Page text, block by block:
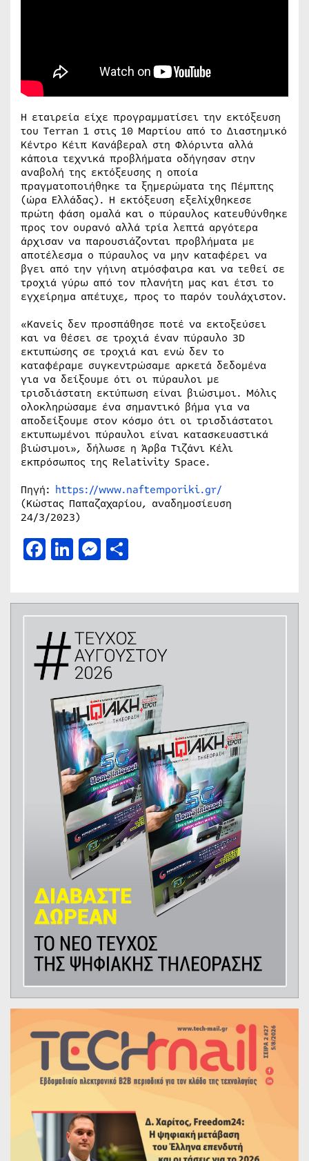
Η εταιρεία είχε προγραμματίσει την εκτόξευση
του Terran 1 στις 10 Μαρτίου από το Διαστημικό
Κέντρο Κέιπ Κανάβεραλ στη Φλόριντα αλλά
κάποια τεχνικά προβλήματα οδήγησαν στην
αναβολή της εκτόξευσης η οποία
πραγματοποιήθηκε τα ξημερώματα της Πέμπτης
(ώρα Ελλάδας). Η εκτόξευση εξελίχθηκεσε
πρώτη φάση ομαλά και ο πύραυλος κατευθύνθηκε
προς τον ουρανό αλλά τρία λεπτά αργότερα
άρχισαν να παρουσιάζονται προβλήματα με
αποτέλεσμα ο πύραυλος να μην καταφέρει να
βγει από την γήινη ατμόσφαιρα και να τεθεί σε
τροχιά γύρω από τον πλανήτη μας και έτσι το
εγχείρημα απέτυχε, προς το παρόν τουλάχιστον.
«Κανείς δεν προσπάθησε ποτέ να εκτοξεύσει
και να θέσει σε τροχιά έναν πύραυλο 3D
εκτυπώσης σε τροχιά και ενώ δεν το
καταφέραμε συγκεντρώσαμε αρκετά δεδομένα
για να δείξουμε ότι οι πύραυλοι με
τρισδιάστατη εκτύπωση είναι βιώσιμοι. Μόλις
ολοκληρώσαμε ένα σημαντικό βήμα για να
αποδείξουμε στον κόσμο ότι οι τρισδιάστατοι
εκτυπωμένοι πύραυλοι είναι κατασκευαστικά
βιώσιμοι», δήλωσε η Άρβα Τιζάνι Κέλι
εκπρόσωπος της Relativity Space.
Πηγή: https://www.naftemporiki.gr/
(Κώστας Παπαζαχαρίου, αναδημοσίευση
24/3/2023)
Facebook
LinkedIn
Messenger